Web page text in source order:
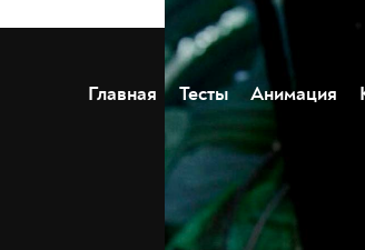
Главная Тесты Анимация